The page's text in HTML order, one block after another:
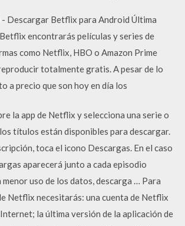
Descargar Betflix para Android Última
encontrarás películas y series de
como Netflix, HBO o Amazon Prime
totalmente gratis. A pesar de lo
a precio que son hoy en día los
la app de Netflix y selecciona una serie o
títulos están disponibles para descargar.
toca el icono Descargas. En el caso
aparecerá junto a cada episodio
menor uso de los datos, descarga … Para
Netflix necesitarás: una cuenta de Netflix
la última versión de la aplicación de